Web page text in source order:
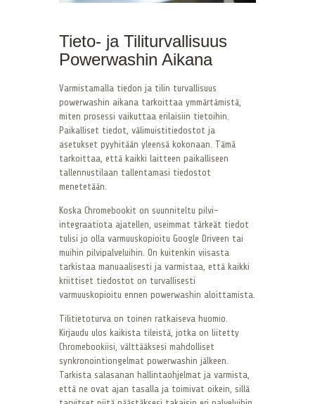
Tieto- ja Tiliturvallisuus
Powerwashin Aikana
Varmistamalla tiedon ja tilin turvallisuus
powerwashin aikana tarkoittaa ymmärtämistä,
miten prosessi vaikuttaa erilaisiin tietoihin.
Paikalliset tiedot, välimuistitiedostot ja
asetukset pyyhitään yleensä kokonaan. Tämä
tarkoittaa, että kaikki laitteen paikalliseen
tallennustilaan tallentamasi tiedostot
menetetään.
Koska Chromebookit on suunniteltu pilvi-
integraatiota ajatellen, useimmat tärkeät tiedot
tulisi jo olla varmuuskopioitu Google Driveen tai
muihin pilvipalveluihin. On kuitenkin viisasta
tarkistaa manuaalisesti ja varmistaa, että kaikki
kriittiset tiedostot on turvallisesti
varmuuskopioitu ennen powerwashin aloittamista.
Tilitietoturva on toinen ratkaiseva huomio.
Kirjaudu ulos kaikista tileistä, jotka on liitetty
Chromebookiisi, välttääksesi mahdolliset
synkronointiongelmat powerwashin jälkeen.
Tarkista salasanan hallintaohjelmat ja varmista,
että ne ovat ajan tasalla ja toimivat oikein, sillä